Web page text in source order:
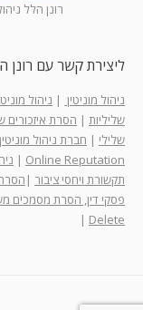
רונן הלל
ליצירת קשר עם רונן
ניהול מוניטין | ניהול
שליליות | הסרת איזכורים
שלילי | חברת ניהול מוניטין
Online Reputation
|
תקשורת ויחסי ציבור |
פסקי דין, הסרת מסמכים
Delete
|